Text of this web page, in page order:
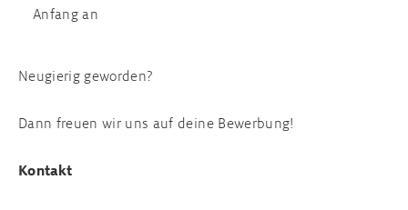
Anfang an
Neugierig geworden?
Dann freuen wir uns auf deine Bewerbung!
Kontakt